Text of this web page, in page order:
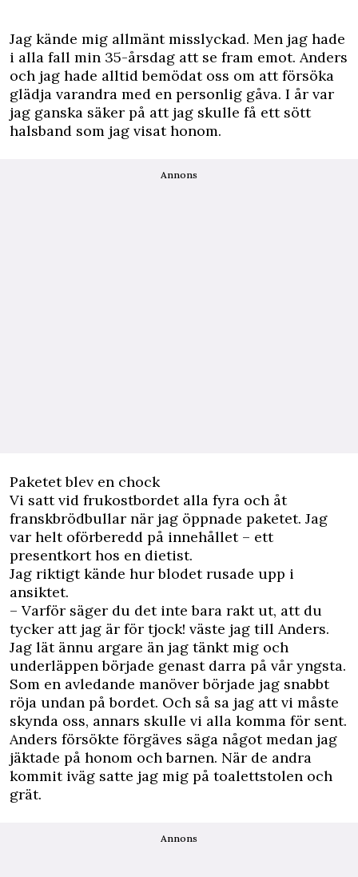
Jag kände mig allmänt misslyckad. Men jag hade
i alla fall min 35-årsdag att se fram emot. Anders
och jag hade alltid bemödat oss om att försöka
glädja varandra med en personlig gåva. I år var
jag ganska säker på att jag skulle få ett sött
halsband som jag visat honom.
Annons
Paketet blev en chock
Vi satt vid frukostbordet alla fyra och åt
franskbrödbullar när jag öppnade paketet. Jag
var helt oförberedd på innehållet – ett
presentkort hos en dietist.
Jag riktigt kände hur blodet rusade upp i
ansiktet.
– Varför säger du det inte bara rakt ut, att du
tycker att jag är för tjock! väste jag till Anders.
Jag lät ännu argare än jag tänkt mig och
underläppen började genast darra på vår yngsta.
Som en avledande manöver började jag snabbt
röja undan på bordet. Och så sa jag att vi måste
skynda oss, annars skulle vi alla komma för sent.
Anders försökte förgäves säga något medan jag
jäktade på honom och barnen. När de andra
kommit iväg satte jag mig på toalettstolen och
grät.
Annons